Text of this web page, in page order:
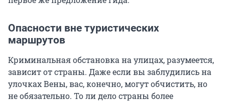
Опасности вне туристических
маршрутов
Криминальная обстановка на улицах, разумеется,
зависит от страны. Даже если вы заблудились на
улочках Вены, вас, конечно, могут обчистить, но
не обязательно. То ли дело страны более